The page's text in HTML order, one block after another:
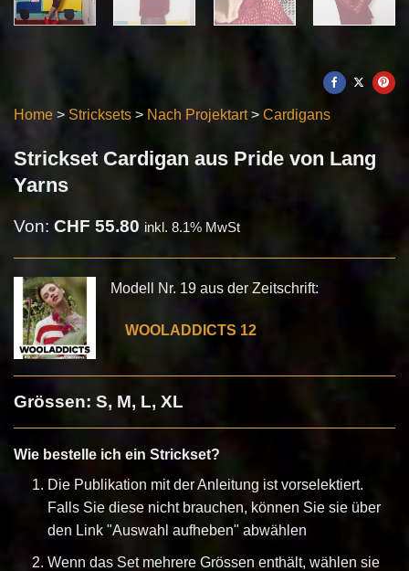
Home > Stricksets > Nach Projektart> Cardigans
Strickset Cardigan aus Pride von Lang
Yarns
Von: CHF 55.80 inkl. 8.1% MwSt
Modell Nr. 19 aus der Zeitschrift:
WOOLADDICTS 12
Grössen: S, M, L, XL
Wie bestelle ich ein Strickset?
Die Publikation mit der Anleitung ist vorselektiert.
Falls Sie diese nicht brauchen, können Sie sie über
den Link "Auswahl aufheben" abwählen
Wenn das Set mehrere Grössen enthält, wählen sie